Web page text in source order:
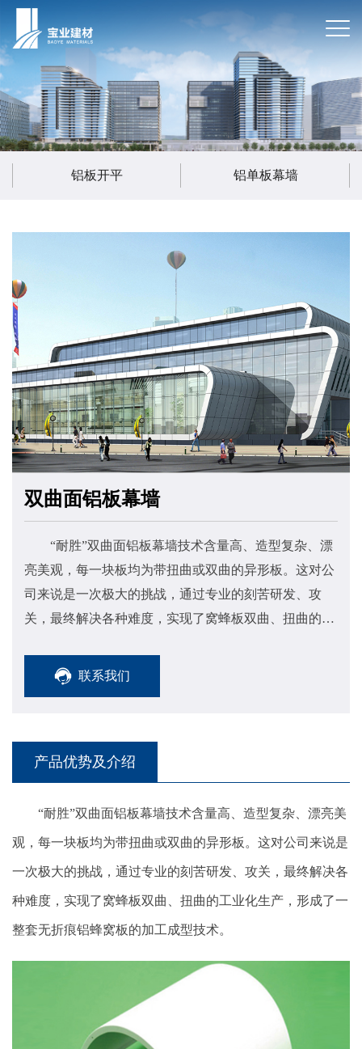
铝板开平 铝单板幕墙
双曲面铝板幕墙
“耐胜”双曲面铝板幕墙技术含量高、造型复杂、漂
亮美观，每一块板均为带扭曲或双曲的异形板。这对公
司来说是一次极大的挑战，通过专业的刻苦研发、攻
关，最终解决各种难度，实现了窝蜂板双曲、扭曲的工
联系我们
产品优势及介绍
“耐胜”双曲面铝板幕墙技术含量高、造型复杂、漂亮美
观，每一块板均为带扭曲或双曲的异形板。这对公司来说是
一次极大的挑战，通过专业的刻苦研发、攻关，最终解决各
种难度，实现了窝蜂板双曲、扭曲的工业化生产，形成了一
整套无折痕铝蜂窝板的加工成型技术。